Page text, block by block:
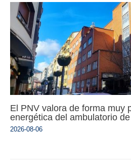
El PNV valora de forma muy
energética del ambulatorio
2026-08-06